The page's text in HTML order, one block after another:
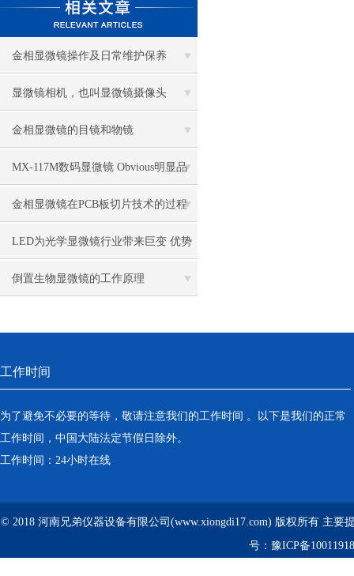
金相显微镜操作及日常维护保养
显微镜相机，也叫显微镜摄像头
金相显微镜的目镜和物镜
MX-117M数码显微镜 Obvious明显品
牌值得推荐
金相显微镜在PCB板切片技术的过程
控制中的作用
LED为光学显微镜行业带来巨变 优势
比传统卤素更明显
倒置生物显微镜的工作原理
工作时间
为了避免不必要的等待，敬请注意我们的工作时间 。以下是我们的正常
工作时间，中国大陆法定节假日除外。
工作时间：24小时在线
© 2018 河南兄弟仪器设备有限公司(www.xiongdi17.com) 版权所有 主要
号： 豫ICP备